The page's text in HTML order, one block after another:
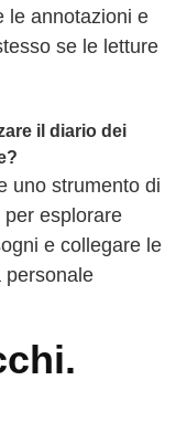
le annotazioni e
se le letture
il diario dei
uno strumento di
esplorare
e collegare le
personale